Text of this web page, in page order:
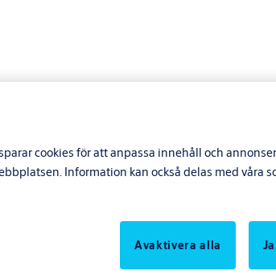
cookies för att anpassa innehåll och
Information kan också delas med våra
Avaktivera alla